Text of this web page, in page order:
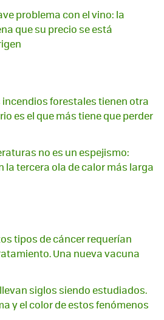
problema con el vino: la
que su precio se está
incendios forestales tienen otra
es el que más tiene que perder
no es un espejismo:
la tercera ola de calor más larga
tipos de cáncer requerían
Una nueva vacuna
siglos siendo estudiados.
y el color de estos fenómenos